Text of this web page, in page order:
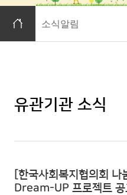
홈으로 이동
소식알림
유관기관 소식
[한국사회복지협의회
Dream-UP 프로젝트 공